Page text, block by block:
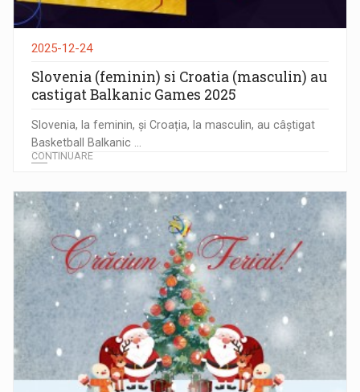
2025-12-24
Slovenia (feminin) si Croatia (masculin) au
castigat Balkanic Games 2025
Slovenia, la feminin, și Croația, la masculin, au câștigat
Basketball Balkanic ...
CONTINUARE